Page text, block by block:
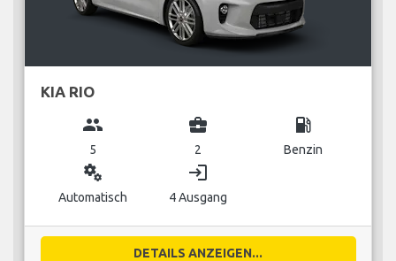
KIA RIO
group
5
business_center
2
local_gas_station
Benzin
miscellaneous_services
Automatisch
login
4 Ausgang
DETAILS ANZEIGEN...